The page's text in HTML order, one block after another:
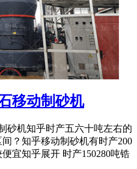
移动制砂机
砂机知乎时产五六十吨左右的
？知乎移动制砂机有时产200
宜知乎展开 时产150280吨锆